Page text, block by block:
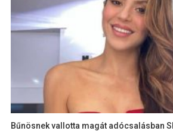
Bűnösnek vallotta magát adócsalásban